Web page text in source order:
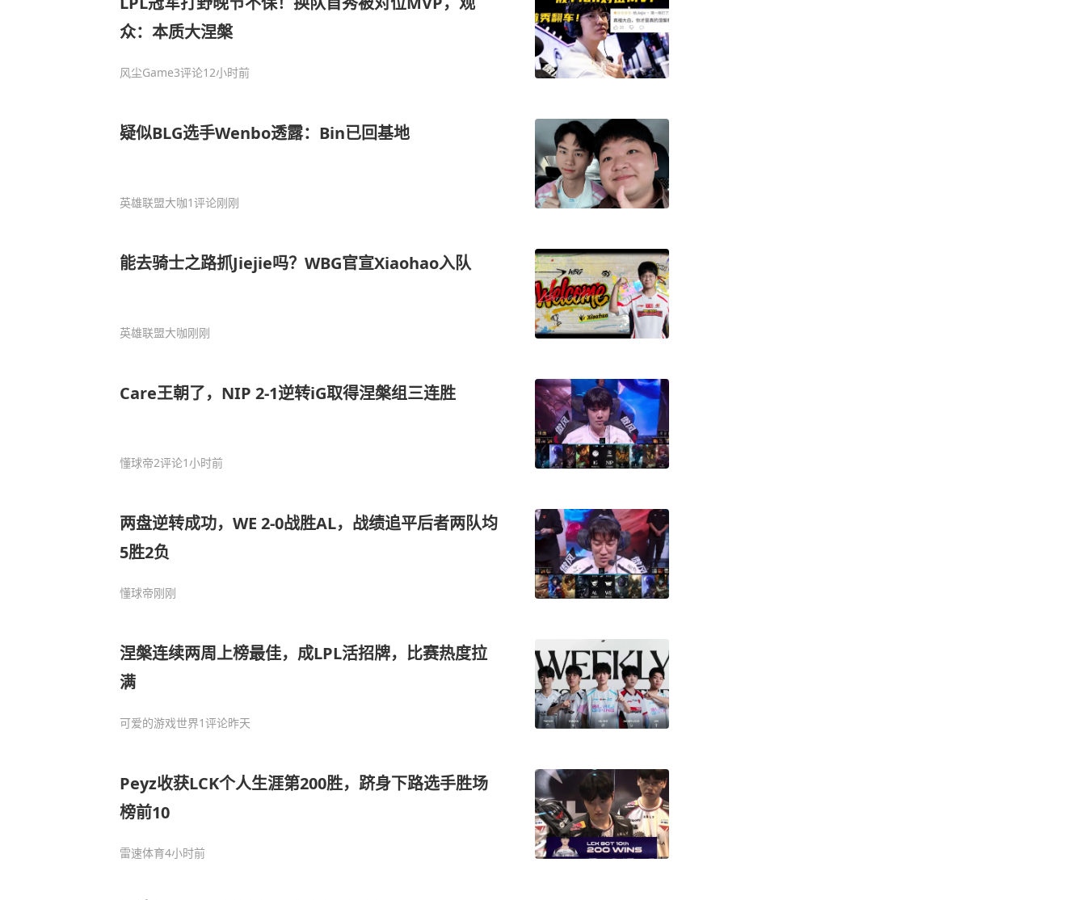
众：本质大涅槃
风尘Game3评论12小时前
疑似BLG选手Wenbo透露：Bin已回基地
英雄联盟大咖1评论刚刚
能去骑士之路抓Jiejie吗？WBG官宣Xiaohao入队
英雄联盟大咖刚刚
Care王朝了，NIP 2-1逆转iG取得涅槃组三连胜
懂球帝2评论1小时前
两盘逆转成功，WE 2-0战胜AL，战绩追平后者两队均
5胜2负
懂球帝刚刚
涅槃连续两周上榜最佳，成LPL活招牌，比赛热度拉
满
可爱的游戏世界1评论昨天
Peyz收获LCK个人生涯第200胜，跻身下路选手胜场
榜前10
雷速体育4小时前